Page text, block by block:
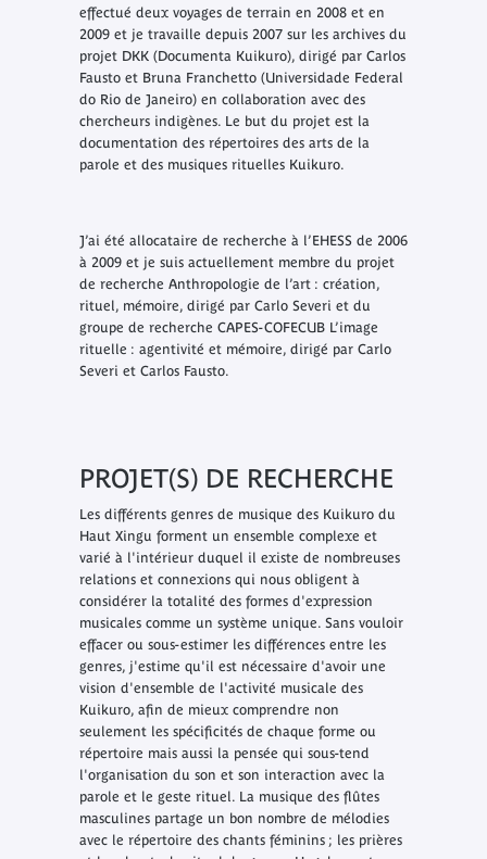
effectué deux voyages de terrain en 2008 et en
2009 et je travaille depuis 2007 sur les archives du
projet DKK (Documenta Kuikuro), dirigé par Carlos
Fausto et Bruna Franchetto (Universidade Federal
do Rio de Janeiro) en collaboration avec des
chercheurs indigènes. Le but du projet est la
documentation des répertoires des arts de la
parole et des musiques rituelles Kuikuro.
J’ai été allocataire de recherche à l’EHESS de 2006
à 2009 et je suis actuellement membre du projet
de recherche Anthropologie de l’art : création,
rituel, mémoire, dirigé par Carlo Severi et du
groupe de recherche CAPES-COFECUB L’image
rituelle : agentivité et mémoire, dirigé par Carlo
Severi et Carlos Fausto.
PROJET(S) DE RECHERCHE
Les différents genres de musique des Kuikuro du
Haut Xingu forment un ensemble complexe et
varié à l'intérieur duquel il existe de nombreuses
relations et connexions qui nous obligent à
considérer la totalité des formes d'expression
musicales comme un système unique. Sans vouloir
effacer ou sous-estimer les différences entre les
genres, j'estime qu'il est nécessaire d'avoir une
vision d'ensemble de l'activité musicale des
Kuikuro, afin de mieux comprendre non
seulement les spécificités de chaque forme ou
répertoire mais aussi la pensée qui sous-tend
l'organisation du son et son interaction avec la
parole et le geste rituel. La musique des flûtes
masculines partage un bon nombre de mélodies
avec le répertoire des chants féminins ; les prières